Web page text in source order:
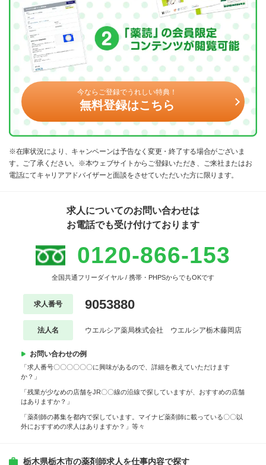
今ならご登録でうれしい特典！
無料登録はこちら
※在庫状況により、キャンペーンは予告なく変更・終了する場合がございま
す。ご了承ください。※本ウェブサイトからご登録いただき、ご来社またはお
電話にてキャリアアドバイザーと面談をさせていただいた方に限ります。
求人についてのお問い合わせは
お電話でも受け付けております
0120-866-153
全国共通フリーダイヤル / 携帯・PHPSからでもOKです
求人番号 9053880
法人名 ウエルシア薬局株式会社 ウエルシア栃木藤岡店
お問い合わせの例
「求人番号〇〇〇〇〇〇に興味があるので、詳細を教えていただけます
か？」
「残業が少なめの店舗をJR〇〇線の沿線で探していますが、おすすめの店舗
はありますか？」
「薬剤師の募集を都内で探しています。マイナビ薬剤師に載っている〇〇以
外におすすめの求人はありますか？」等々
栃木県栃木市の薬剤師求人を仕事内容で探す